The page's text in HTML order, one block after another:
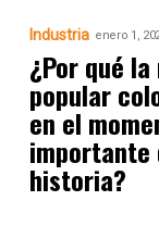
Industria enero 1,
¿Por qué
popular
en el
importante
historia?